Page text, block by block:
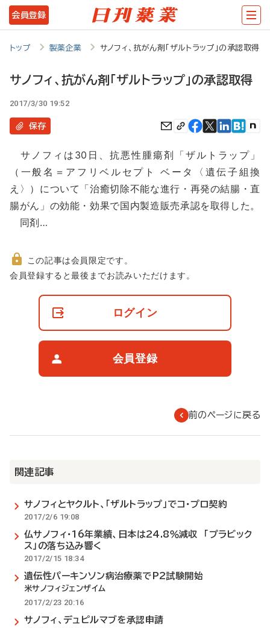
メ
イ
テ
動
会員登録
トップ 製薬企業 サノフィ、抗がん剤「ザルトラップ」の承認取得
サノフィ、抗がん剤「ザルトラップ」の承認取得
2017/3/30 19:52
保存
サノフィは30日、抗悪性腫瘍剤「ザルトラップ」
（一般名＝アフリベルセプト ベータ〈遺伝子組換
え〉）について「治癒切除不能な進行・再発の結腸・直
腸がん」の効能・効果で国内製造販売承認を取得した。
同剤…
非
この記事は会員限定です。
会員登録すると最後までお読みいただけます。
ログイン
会員登録
前のページに戻る
関連記事
サノフィとヤクルト、「ザルトラップ」でコ・プロ契約
2017/2/6 19:08
仏サノフィ・16年業績、日本は24.8％減収 「プラビック
ス」の落ち込み響く
2017/2/15 18:34
遺伝性パーキンソン病治療薬でP2試験開始
米サノフィジェンザイム
2017/2/23 20:16
サノフィ、デュピルマブを承認申請